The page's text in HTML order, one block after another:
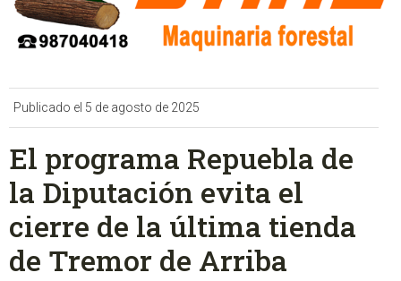
Publicado el 5 de agosto de 2025
El programa Repuebla de
la Diputación evita el
cierre de la última tienda
de Tremor de Arriba